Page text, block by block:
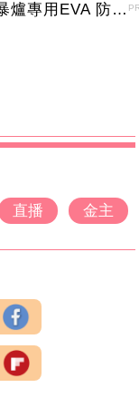
特價 瑞典Trangia EVA case 27 風暴爐專用EVA 防護外盒(小)-黑
直播 金主